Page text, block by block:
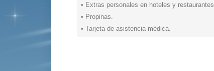
• Extras personales en hoteles y restaurantes.
• Propinas.
• Tarjeta de asistencia médica.